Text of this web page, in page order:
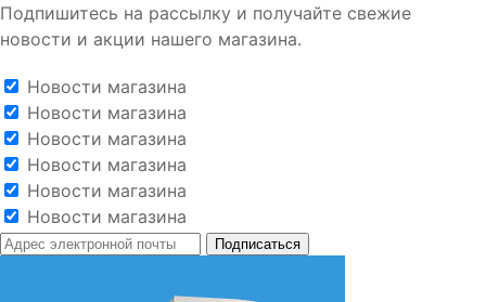
Подпишитесь на рассылку и получайте свежие
новости и акции нашего магазина.
Новости магазина
Новости магазина
Новости магазина
Новости магазина
Новости магазина
Новости магазина